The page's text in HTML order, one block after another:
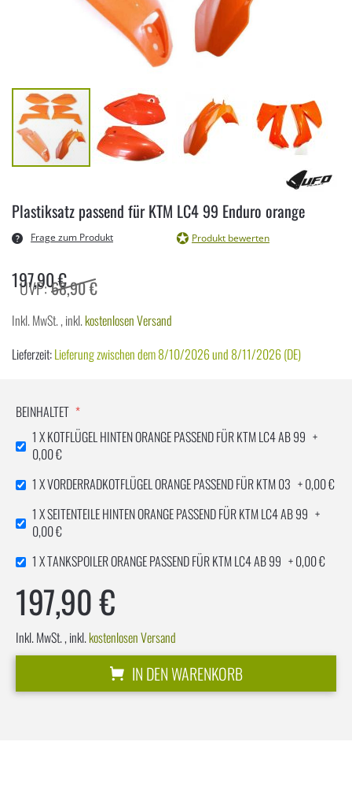
der
Bildergalerie
springen
Plastiksatz passend für KTM LC4 99 Enduro orange
Frage zum Produkt Produkt bewerten
197,90 €68,90 €
Inkl. MwSt.,inkl.kostenlosen Versand
Lieferzeit:Lieferung zwischen dem 8/10/2026 und 8/11/2026 (DE)
BEINHALTET
1 X KOTFLÜGEL HINTEN ORANGE PASSEND FÜR KTM LC4 AB 99 +
0,00 €
1 X VORDERRADKOTFLÜGEL ORANGE PASSEND FÜR KTM 03 +0,00 €
1 X SEITENTEILE HINTEN ORANGE PASSEND FÜR KTM LC4 AB 99 +
0,00 €
1 X TANKSPOILER ORANGE PASSEND FÜR KTM LC4 AB 99 +0,00 €
Plastiksatz
passend
für
KTM
LC4
Enduro
AUF
LAGER
197,90 €
Inkl. MwSt.,inkl.kostenlosen Versand
IN DEN WARENKORB